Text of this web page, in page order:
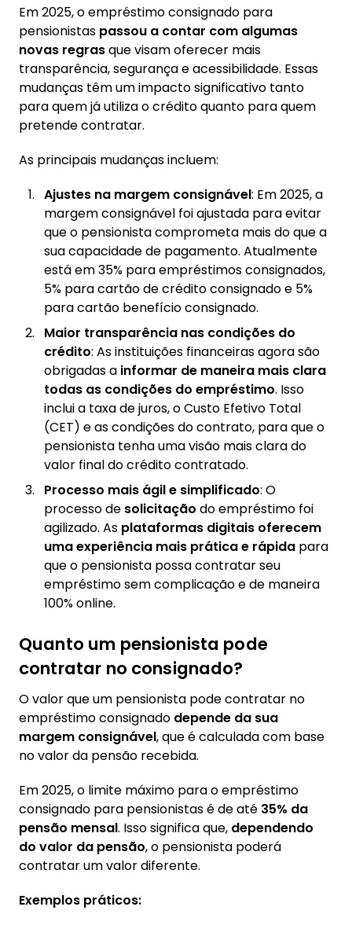
Em 2025, o empréstimo consignado para
pensionistas passou a contar com algumas
novas regrasque visam oferecer mais
transparência, segurança e acessibilidade. Essas
mudanças têm um impacto significativo tanto
para quem já utiliza o crédito quanto para quem
pretende contratar.
As principais mudanças incluem:
Ajustes na margem consignável: Em 2025, a
margem consignável foi ajustada para evitar
que o pensionista comprometa mais do que a
sua capacidade de pagamento. Atualmente
está em 35% para empréstimos consignados,
5% para cartão de crédito consignado e 5%
para cartão benefício consignado.
Maior transparência nas condições do
crédito: As instituições financeiras agora são
obrigadas a informar de maneira mais clara
todas as condições do empréstimo. Isso
inclui a taxa de juros, o Custo Efetivo Total
(CET) e as condições do contrato, para que o
pensionista tenha uma visão mais clara do
valor final do crédito contratado.
Processo mais ágil e simplificado: O
processo de solicitação do empréstimo foi
agilizado. As plataformas digitais oferecem
uma experiência mais prática e rápida para
que o pensionista possa contratar seu
empréstimo sem complicação e de maneira
100% online.
Quanto um pensionista pode
contratar no consignado?
O valor que um pensionista pode contratar no
empréstimo consignado depende da sua
margem consignável, que é calculada com base
no valor da pensão recebida.
Em 2025, o limite máximo para o empréstimo
consignado para pensionistas é de até 35% da
pensão mensal. Isso significa que, dependendo
do valor da pensão, o pensionista poderá
contratar um valor diferente.
Exemplos práticos: